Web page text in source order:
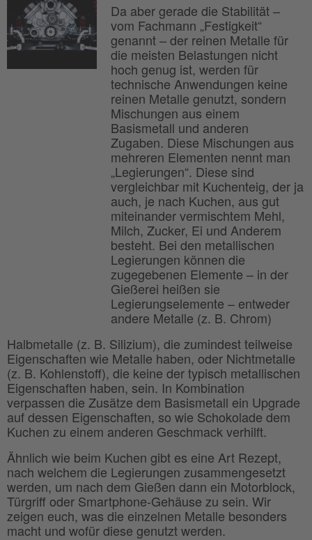
Da aber gerade die Stabilität –
vom Fachmann „Festigkeit“
genannt – der reinen Metalle für
die meisten Belastungen nicht
hoch genug ist, werden für
technische Anwendungen keine
reinen Metalle genutzt, sondern
Mischungen aus einem
Basismetall und anderen
Zugaben. Diese Mischungen aus
mehreren Elementen nennt man
„Legierungen“. Diese sind
vergleichbar mit Kuchenteig, der ja
auch, je nach Kuchen, aus gut
miteinander vermischtem Mehl,
Milch, Zucker, Ei und Anderem
besteht. Bei den metallischen
Legierungen können die
zugegebenen Elemente – in der
Gießerei heißen sie
Legierungselemente – entweder
andere Metalle (z. B. Chrom)
Halbmetalle (z. B. Silizium), die zumindest teilweise
Eigenschaften wie Metalle haben, oder Nichtmetalle
(z. B. Kohlenstoff), die keine der typisch metallischen
Eigenschaften haben, sein. In Kombination
verpassen die Zusätze dem Basismetall ein Upgrade
auf dessen Eigenschaften, so wie Schokolade dem
Kuchen zu einem anderen Geschmack verhilft.
Ähnlich wie beim Kuchen gibt es eine Art Rezept,
nach welchem die Legierungen zusammengesetzt
werden, um nach dem Gießen dann ein Motorblock,
Türgriff oder Smartphone-Gehäuse zu sein. Wir
zeigen euch, was die einzelnen Metalle besonders
macht und wofür diese genutzt werden.